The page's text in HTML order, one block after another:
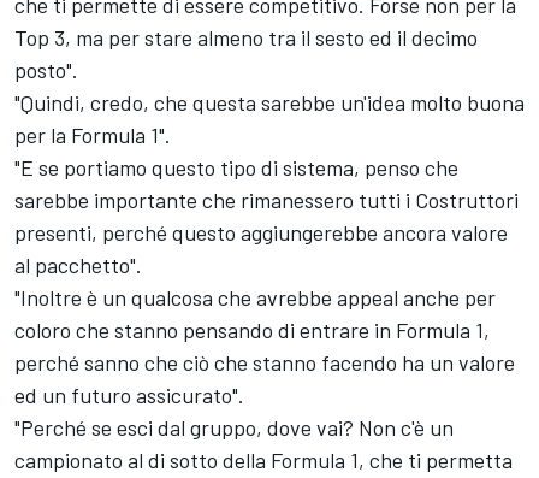
Top 3, ma per stare almeno tra il sesto ed il decimo
posto".
"Quindi, credo, che questa sarebbe un'idea molto buona
per la Formula 1".
"E se portiamo questo tipo di sistema, penso che
sarebbe importante che rimanessero tutti i Costruttori
presenti, perché questo aggiungerebbe ancora valore
al pacchetto".
"Inoltre è un qualcosa che avrebbe appeal anche per
coloro che stanno pensando di entrare in Formula 1,
perché sanno che ciò che stanno facendo ha un valore
ed un futuro assicurato".
"Perché se esci dal gruppo, dove vai? Non c'è un
campionato al di sotto della Formula 1, che ti permetta